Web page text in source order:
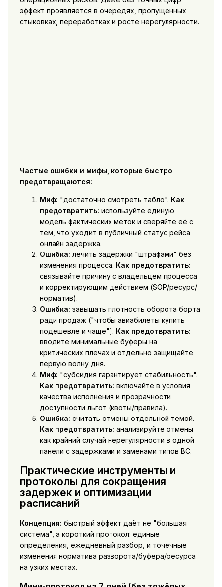
эффект проявляется в очередях, пропущенных
стыковках, переработках и росте нерегулярности.
Частые ошибки и мифы, которые быстро
предотвращаются:
Миф: "достаточно смотреть табло". Как
предотвратить: используйте единую
модель фактических меток и сверяйте её с
тем, что уходит в публичный статус рейса
онлайн задержка.
Ошибка: лечить задержки "штрафами" без
изменения процесса. Как предотвратить:
связывайте причину с владельцем процесса
и корректирующим действием (SOP/ресурс/
норматив).
Ошибка: завышать плотность оборота борта
ради продаж ("чтобы авиабилеты купить
подешевле и чаще"). Как предотвратить:
вводите минимальные буферы на
критических плечах и отдельно защищайте
первую волну дня.
Миф: "субсидия гарантирует стабильность".
Как предотвратить: включайте в условия
качества исполнения и прозрачности
доступности льгот (квоты/правила).
Ошибка: считать отмены отдельной темой.
Как предотвратить: анализируйте отмены
как крайний случай нерегулярности в одной
панели с задержками и заменами типов ВС.
Практические инструменты и
протоколы для сокращения
задержек и оптимизации
расписаний
Концепция: быстрый эффект даёт не "большая
система", а короткий протокол: единые
определения, ежедневный разбор, и точечные
изменения норматива разворота/буфера/ресурса
на узких местах.